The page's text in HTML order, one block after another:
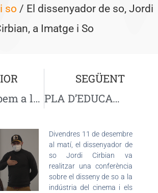
so / El dissenyador de so, Jordi
a Imatge i So
Participem a la Fira virtual de l’FP Dual de Tarragona
SEGÜENT
PLA D’EDUCACIÓ DIGITAL: 700 ordinadors per alumnat i professorat i equips de connectivitat
Divendres 11 de desembre
al matí, el dissenyador de
so Jordi Cirbian va
realitzar una conferència
sobre el disseny de so a la
indústria del cinema i els